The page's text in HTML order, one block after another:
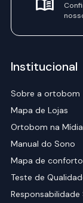
Institucional
Sobre a ortobom
Mapa de Lojas
Ortobom na Mídia
Manual do Sono
Mapa de conforto
Teste de
Responsabilidade